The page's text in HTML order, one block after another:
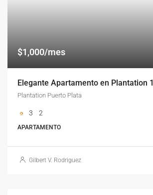
$1,000/mes
Elegante Apartamento en Plantation 1
Plantation Puerto Plata
3 2
APARTAMENTO
Gilbert V. Rodriguez